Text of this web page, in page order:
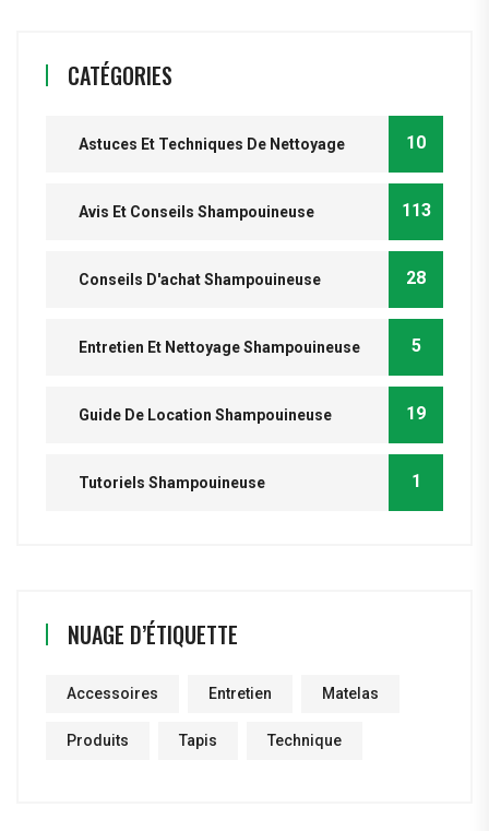
CATÉGORIES
Astuces Et Techniques De Nettoyage 10
Avis Et Conseils Shampouineuse 113
Conseils D'achat Shampouineuse 28
Entretien Et Nettoyage Shampouineuse 5
Guide De Location Shampouineuse 19
Tutoriels Shampouineuse 1
NUAGE D’ÉTIQUETTE
Accessoires Entretien Matelas
Produits Tapis Technique